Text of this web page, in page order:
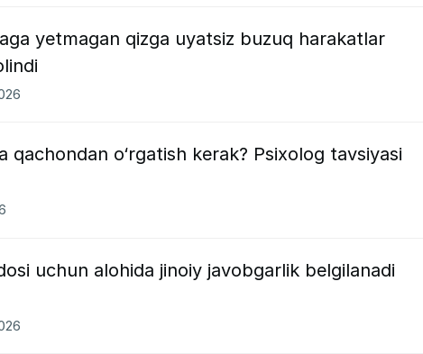
yetmagan qizga uyatsiz buzuq harakatlar
qachondan o‘rgatish kerak? Psixolog tavsiyasi
uchun alohida jinoiy javobgarlik belgilanadi